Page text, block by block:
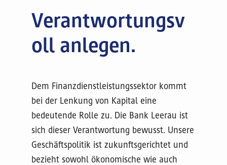
Verantwortungsv
oll anlegen.
Dem Finanzdienstleistungssektor kommt
bei der Lenkung von Kapital eine
bedeutende Rolle zu. Die Bank Leerau ist
sich dieser Verantwortung bewusst. Unsere
Geschäftspolitik ist zukunftsgerichtet und
bezieht sowohl ökonomische wie auch